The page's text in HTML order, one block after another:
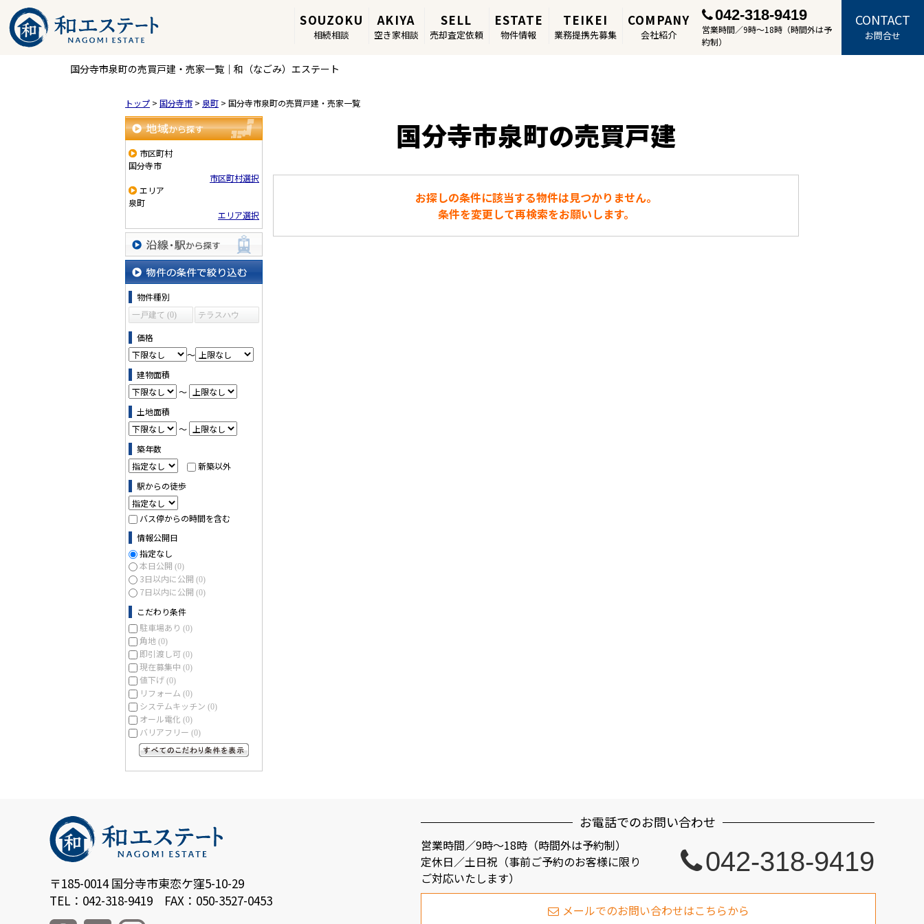
SOUZOKU
相続相談
AKIYA
空き家相談
SELL
売却査定依頼
ESTATE
物件情報
TEIKEI
業務提携先募集
COMPANY
会社紹介
042-318-9419
営業時間／9時～18時（時間外は予
約制）
CONTACT
お問合せ
国分寺市泉町の売買戸建・売家一覧｜和（なごみ）エステート
トップ > 国分寺市 > 泉町 > 国分寺市泉町の売買戸建・売家一覧
地域から探す
市区町村
国分寺市
市区町村選択
エリア
泉町
エリア選択
沿線・駅から探す
物件の条件で絞り込む
物件種別
一戸建て (0)
テラスハウ
価格
～
建物面積
～
土地面積
～
築年数
新築以外
駅からの徒歩
バス停からの時間を含む
情報公開日
指定なし
本日公開 (0)
3日以内に公開 (0)
7日以内に公開 (0)
こだわり条件
駐車場あり (0)
角地 (0)
即引渡し可 (0)
現在募集中 (0)
値下げ (0)
リフォーム (0)
システムキッチン (0)
オール電化 (0)
バリアフリー (0)
国分寺市泉町の売買戸建
お探しの条件に該当する物件は見つかりません。
条件を変更して再検索をお願いします。
〒185-0014 国分寺市東恋ケ窪5-10-29
TEL：042-318-9419 FAX：050-3527-0453
お電話でのお問い合わせ
営業時間／9時～18時（時間外は予約制）
定休日／土日祝（事前ご予約のお客様に限り
ご対応いたします）
042-318-9419
メールでのお問い合わせはこちらから